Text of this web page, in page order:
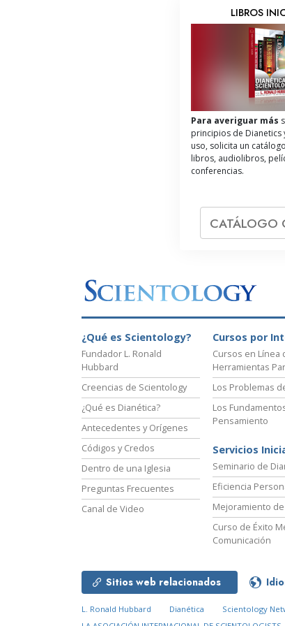
LIBROS
Para averiguar más
principios de Dianetics
uso, solicita un
libros, audiolibros,
conferencias.
CATÁLOGO
¿Qué es Scientology?
Fundador L. Ronald
Hubbard
Creencias de Scientology
¿Qué es Dianética?
Antecedentes y Orígenes
Códigos y Credos
Dentro de una Iglesia
Preguntas Frecuentes
Canal de Video
Cursos por
Cursos en Línea
Herramientas
Los Problemas
Los
Pensamiento
Servicios
Seminario de
Eficiencia
Mejoramiento de
Curso de Éxito
Comunicación
Sitios web relacionados
L. Ronald Hubbard Dianética Scientology